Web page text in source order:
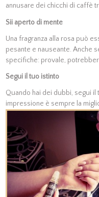
annusare dei chicchi di caffè
Sii aperto di mente
Una fragranza alla rosa può
pesante e nauseante. Anche
specifiche: provale,
Segui il tuo istinto
Quando hai dei dubbi, segui
impressione è sempre la